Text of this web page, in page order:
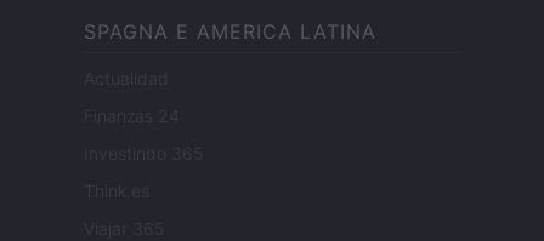
SPAGNA E AMERICA LATINA
Actualidad
Finanzas 24
Investindo 365
Think.es
Viajar 365